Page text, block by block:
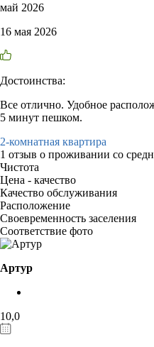
май 2026
16 мая 2026
Достоинства:
Все отлично. Удобное
5 минут пешком.
2-комнатная квартира
1 отзыв о проживании со
Чистота
Цена - качество
Качество обслуживания
Расположение
Своевременность заселения
Соответствие фото
Артур
10,0